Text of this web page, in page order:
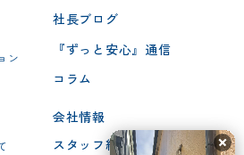
ン
社長ブログ
『ずっと安心』通信
コラム
会社情報
スタッフ紹介